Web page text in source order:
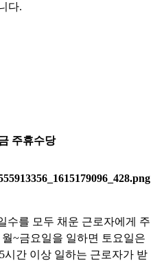
다.
주휴수당
수를 모두 채운 근로자에게 주
월~금요일을 일하면 토요일은
시간 이상 일하는 근로자가 받